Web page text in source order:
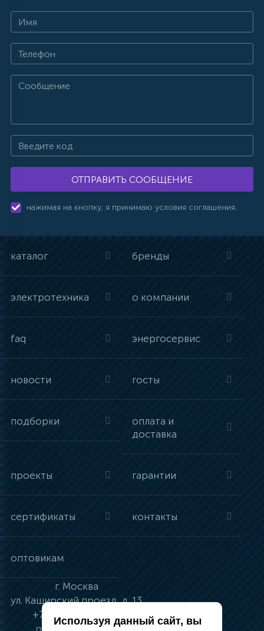
ОТПРАВИТЬ СООБЩЕНИЕ
нажимая на кнопку, я принимаю условия соглашения.
каталог бренды
электротехника о компании
faq энергосервис
новости госты
подборки
оплата и
доставка
проекты гарантии
сертификаты контакты
оптовикам
г. Москва
ул. Каширский проезд, д. 13
+7 (495) 134-41-83
moskva@vincci.ru
Используя данный сайт, вы